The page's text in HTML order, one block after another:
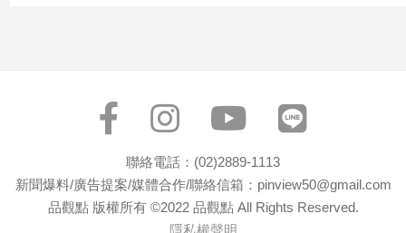
聯絡電話：(02)2889-1113
新聞爆料/廣告提案/媒體合作/聯絡信箱：pinview50@gmail.com
品觀點 版權所有 ©2022 品觀點 All Rights Reserved.
隱私權聲明